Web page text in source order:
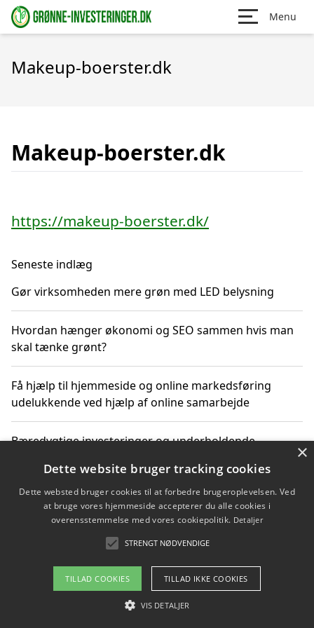
Menu
Makeup-boerster.dk
Makeup-boerster.dk
https://makeup-boerster.dk/
Seneste indlæg
Gør virksomheden mere grøn med LED belysning
Hvordan hænger økonomi og SEO sammen hvis man
skal tænke grønt?
Få hjælp til hjemmeside og online markedsføring
udelukkende ved hjælp af online samarbejde
Bæredygtige investeringer og underholdende
Sådan kan online møder for virksomheder fremme
grønne investeringer
Copyright 2026 - Pilanto Aps
Om / kontakt
×
Dette website bruger tracking cookies
Dette websted bruger cookies til at forbedre brugeroplevelsen. Ved
at bruge vores hjemmeside accepterer du alle cookies i
overensstemmelse med vores cookiepolitik. Detaljer
STRENGT NØDVENDIGE
TILLAD COOKIES TILLAD IKKE COOKIES
VIS DETALJER